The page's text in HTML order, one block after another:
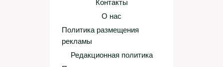
Контакты
О нас
Политика размещения
рекламы
Редакционная политика